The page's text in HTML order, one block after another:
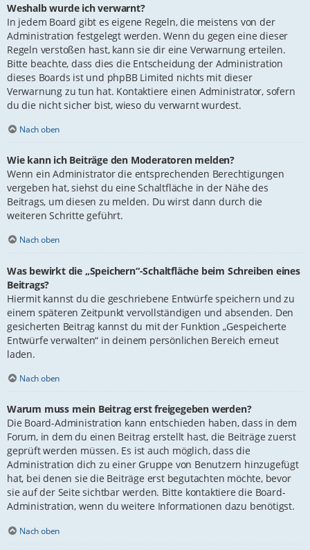
Weshalb wurde ich verwarnt?
In jedem Board gibt es eigene Regeln, die meistens von der
Administration festgelegt werden. Wenn du gegen eine dieser
Regeln verstoßen hast, kann sie dir eine Verwarnung erteilen.
Bitte beachte, dass dies die Entscheidung der Administration
dieses Boards ist und phpBB Limited nichts mit dieser
Verwarnung zu tun hat. Kontaktiere einen Administrator, sofern
du die nicht sicher bist, wieso du verwarnt wurdest.
Nach oben
Wie kann ich Beiträge den Moderatoren melden?
Wenn ein Administrator die entsprechenden Berechtigungen
vergeben hat, siehst du eine Schaltfläche in der Nähe des
Beitrags, um diesen zu melden. Du wirst dann durch die
weiteren Schritte geführt.
Nach oben
Was bewirkt die „Speichern“-Schaltfläche beim Schreiben eines
Beitrags?
Hiermit kannst du die geschriebene Entwürfe speichern und zu
einem späteren Zeitpunkt vervollständigen und absenden. Den
gesicherten Beitrag kannst du mit der Funktion „Gespeicherte
Entwürfe verwalten“ in deinem persönlichen Bereich erneut
laden.
Nach oben
Warum muss mein Beitrag erst freigegeben werden?
Die Board-Administration kann entschieden haben, dass in dem
Forum, in dem du einen Beitrag erstellt hast, die Beiträge zuerst
geprüft werden müssen. Es ist auch möglich, dass die
Administration dich zu einer Gruppe von Benutzern hinzugefügt
hat, bei denen sie die Beiträge erst begutachten möchte, bevor
sie auf der Seite sichtbar werden. Bitte kontaktiere die Board-
Administration, wenn du weitere Informationen dazu benötigst.
Nach oben